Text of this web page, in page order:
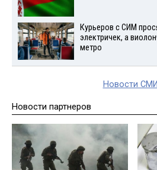
Курьеров с СИМ
электричек, а
метро
Новости
Новости партнеров